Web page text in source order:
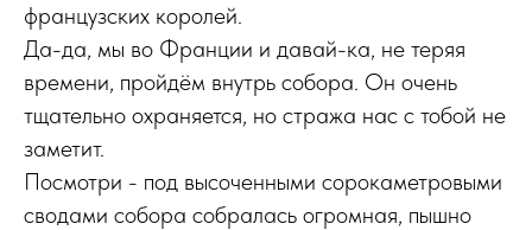
французских королей.
Да-да, мы во Франции и давай-ка, не теряя
времени, пройдём внутрь собора. Он очень
тщательно охраняется, но стража нас с тобой не
заметит.
Посмотри - под высоченными сорокаметровыми
сводами собора собралась огромная, пышно